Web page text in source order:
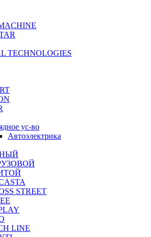
TECHNOLOGIES
ус-во
Автоэлектрика
STREET
LINE